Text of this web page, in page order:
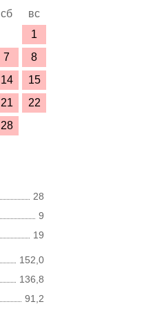
сб
вс
1
7
8
14
15
21
22
28
28
9
19
152,0
136,8
91,2